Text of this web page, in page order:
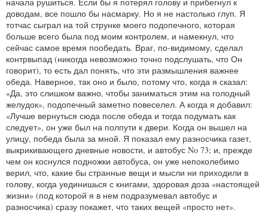
доводам, все пошло бы насмарку. Но я не настолько глуп. Я
тотчас сыграл на той струнке моего подопечного, которая
больше всего была под моим контролем, и намекнул, что
сейчас самое время пообедать. Враг, по‑видимому, сделал
контрвыпад (никогда невозможно точно подслушать, что Он
говорит), то есть дал понять, что эти размышления важнее
обеда. Наверное, так оно и было, потому что, когда я сказал:
«Да, это слишком важно, чтобы заниматься этим на голодный
желудок», подопечный заметно повеселел. А когда я добавил:
«Лучше вернуться сюда после обеда и тогда подумать как
следует», он уже был на полпути к двери. Когда он вышел на
улицу, победа была за мной. Я показал ему разносчика газет,
выкрикивающего дневные новости, и автобус No 73; и, прежде
чем он коснулся подножки автобуса, он уже непоколебимо
верил, что, какие бы странные вещи и мысли ни приходили в
голову, когда уединишься с книгами, здоровая доза «настоящей
жизни» (под которой я в нем подразумевал автобус и
разносчика) сразу покажет, что таких вещей «просто нет».